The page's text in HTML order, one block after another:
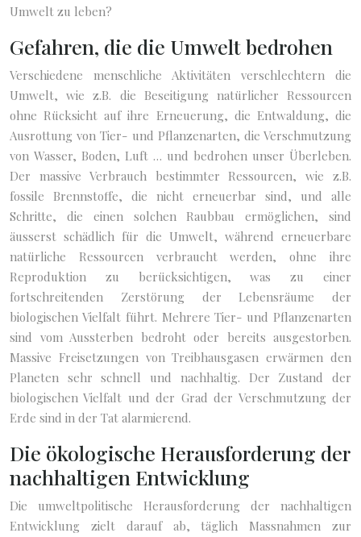
Umwelt zu leben?
Gefahren, die die Umwelt bedrohen
Verschiedene menschliche Aktivitäten verschlechtern die
Umwelt, wie z.B. die Beseitigung natürlicher Ressourcen
ohne Rücksicht auf ihre Erneuerung, die Entwaldung, die
Ausrottung von Tier- und Pflanzenarten, die Verschmutzung
von Wasser, Boden, Luft … und bedrohen unser Überleben.
Der massive Verbrauch bestimmter Ressourcen, wie z.B.
fossile Brennstoffe, die nicht erneuerbar sind, und alle
Schritte, die einen solchen Raubbau ermöglichen, sind
äusserst schädlich für die Umwelt, während erneuerbare
natürliche Ressourcen verbraucht werden, ohne ihre
Reproduktion zu berücksichtigen, was zu einer
fortschreitenden Zerstörung der Lebensräume der
biologischen Vielfalt führt. Mehrere Tier- und Pflanzenarten
sind vom Aussterben bedroht oder bereits ausgestorben.
Massive Freisetzungen von Treibhausgasen erwärmen den
Planeten sehr schnell und nachhaltig. Der Zustand der
biologischen Vielfalt und der Grad der Verschmutzung der
Erde sind in der Tat alarmierend.
Die ökologische Herausforderung der
nachhaltigen Entwicklung
Die umweltpolitische Herausforderung der nachhaltigen
Entwicklung zielt darauf ab, täglich Massnahmen zur